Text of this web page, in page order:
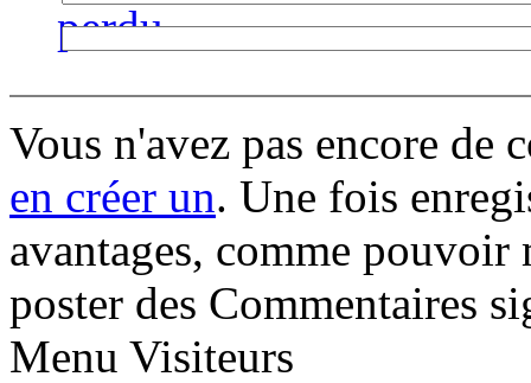
perdu
Vous n'avez pas encore de
en créer un. Une fois
avantages, comme
poster des Commentaires
Menu Visiteurs